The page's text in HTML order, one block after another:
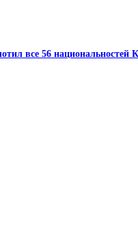
все 56 национальностей